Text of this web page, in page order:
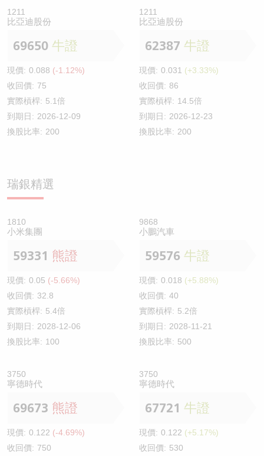
1211
比亞迪股份
69650 牛證
現價: 0.088 (-1.12%)
收回價: 75
實際槓桿: 5.1倍
到期日: 2026-12-09
換股比率: 200
1211
比亞迪股份
62387 牛證
現價: 0.031 (+3.33%)
收回價: 86
實際槓桿: 14.5倍
到期日: 2026-12-23
換股比率: 200
瑞銀精選
1810
小米集團
59331 熊證
現價: 0.05 (-5.66%)
收回價: 32.8
實際槓桿: 5.4倍
到期日: 2028-12-06
換股比率: 100
9868
小鵬汽車
59576 牛證
現價: 0.018 (+5.88%)
收回價: 40
實際槓桿: 5.2倍
到期日: 2028-11-21
換股比率: 500
3750
寧德時代
69673 熊證
現價: 0.122 (-4.69%)
收回價: 750
3750
寧德時代
67721 牛證
現價: 0.122 (+5.17%)
收回價: 530